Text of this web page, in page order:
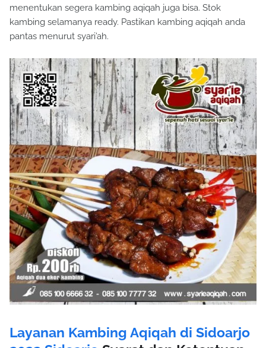
menentukan segera kambing aqiqah juga bisa. Stok
kambing selamanya ready. Pastikan kambing aqiqah anda
pantas menurut syari’ah.
Layanan Kambing Aqiqah di Sidoarjo